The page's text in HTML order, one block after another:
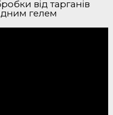
від тарганів
гелем